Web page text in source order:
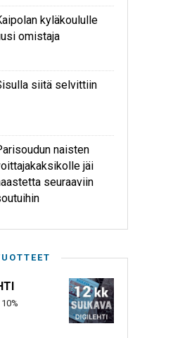
kyläkoululle
omistaja
siitä selvittiin
naisten
jäi
seuraaviin